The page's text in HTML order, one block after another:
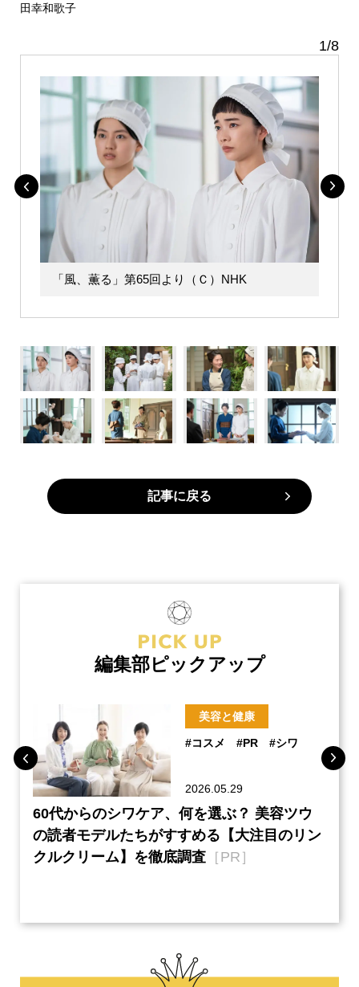
田幸和歌子
1/8
「風、薫る」第65回より（Ｃ）NHK
記事に戻る
編集部ピックアップ
美容と健康
#コスメ #PR #シワ
2026.05.29
60代からのシワケア、何を選ぶ？ 美容ツウ
の読者モデルたちがすすめる【大注目のリン
クルクリーム】を徹底調査 ［PR］